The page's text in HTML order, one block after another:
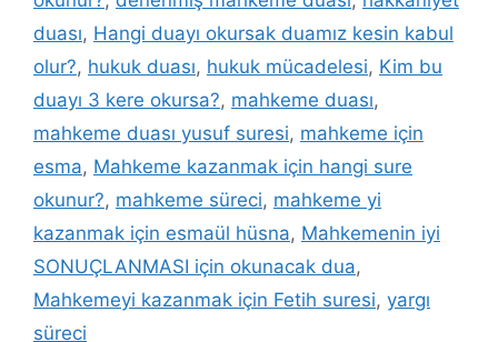
duası, Hangi duayı okursak duamız kesin kabul
olur?, hukuk duası, hukuk mücadelesi, Kim bu
duayı 3 kere okursa?, mahkeme duası,
mahkeme duası yusuf suresi, mahkeme için
esma, Mahkeme kazanmak için hangi sure
okunur?, mahkeme süreci, mahkeme yi
kazanmak için esmaül hüsna, Mahkemenin iyi
SONUÇLANMASI için okunacak dua,
Mahkemeyi kazanmak için Fetih suresi, yargı
süreci